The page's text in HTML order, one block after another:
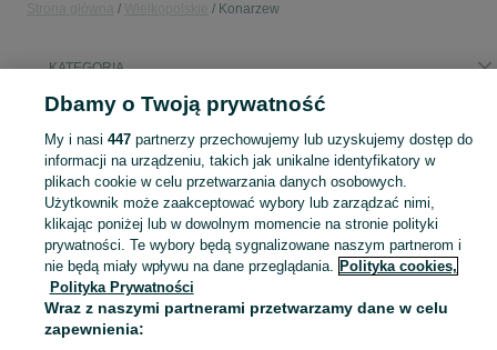
Konarzew
KATEGORIA
Popularne wyszukiwania
zestaw mebili zestaw mebili komoda dzialki
Skorzystaj z największego serwisu ogłoszeniowego - Konarzew i okolice! Kupuj to, czego pragniesz i sprzedawaj to, czego już nie potrzebujesz! Zobacz
Mapa kategorii
Mapa miejscowości
Mapa ministron
Dbamy o Twoją prywatność
My i nasi 447partnerzy przechowujemy lub uzyskujemy dostęp do
informacji na urządzeniu, takich jak unikalne identyfikatory w
plikach cookie w celu przetwarzania danych osobowych.
Użytkownik może zaakceptować wybory lub zarządzać nimi,
klikając poniżej lub w dowolnym momencie na stronie polityki
prywatności. Te wybory będą sygnalizowane naszym partnerom i
nie będą miały wpływu na dane przeglądania. Polityka cookies,
Polityka Prywatności
Wraz z naszymi partnerami przetwarzamy dane w celu
zapewnienia: